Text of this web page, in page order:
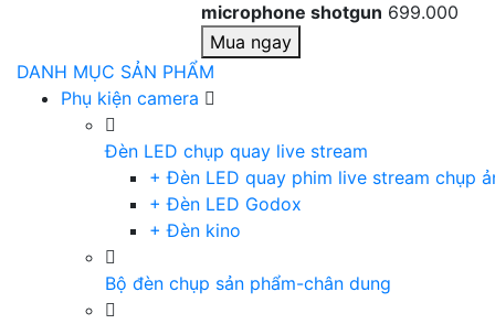
microphone shotgun 699.000
Mua ngay
DANH MỤC SẢN PHẨM
Phụ kiện camera
Đèn LED chụp quay live stream
+ Đèn LED quay phim live stream chụp
+ Đèn LED Godox
+ Đèn kino
Bộ đèn chụp sản phẩm-chân dung